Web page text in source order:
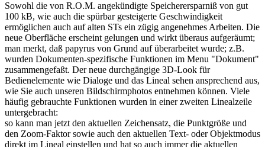
Sowohl die von R.O.M. angekündigte Speicherersparniß von gut
100 kB, wie auch die spürbar gesteigerte Geschwindigkeit
ermöglichen auch auf alten STs ein zügig angenehmes Arbeiten. Die
neue Oberfläche erscheint gelungen und wirkt überaus aufgeräumt;
man merkt, daß papyrus von Grund auf überarbeitet wurde; z.B.
wurden Dokumenten-spezifische Funktionen im Menu "Dokument"
zusammengefaßt. Der neue durchgängige 3D-Look für
Bedienelemente wie Dialoge und das Lineal sehen ansprechend aus,
wie Sie auch unseren Bildschirmphotos entnehmen können. Viele
häufig gebrauchte Funktionen wurden in einer zweiten Linealzeile
untergebracht:
so kann man jetzt den aktuellen Zeichensatz, die Punktgröße und
den Zoom-Faktor sowie auch den aktuellen Text- oder Objektmodus
direkt im Lineal einstellen und hat so auch immer die aktuellen